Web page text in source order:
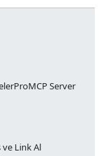
ProMCP Server
Link Al